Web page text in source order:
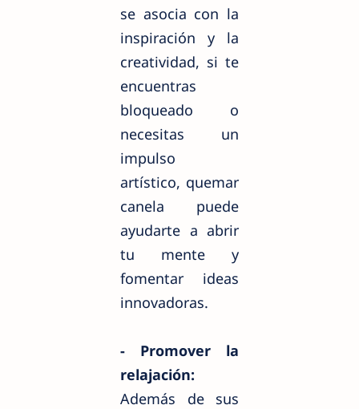
se asocia con la
inspiración y la
creatividad, si te
encuentras
bloqueado o
necesitas un
impulso
artístico, quemar
canela puede
ayudarte a abrir
tu mente y
fomentar ideas
innovadoras.
- Promover la
relajación:
Además de sus